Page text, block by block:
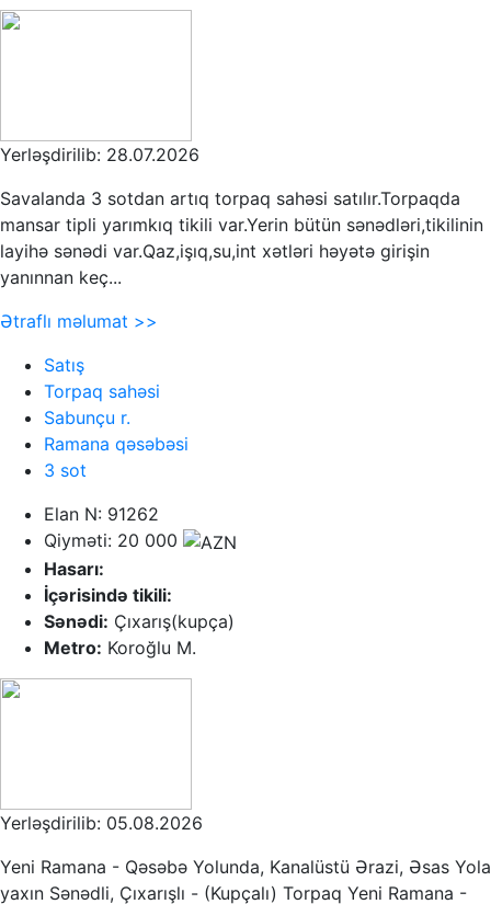
Yerləşdirilib: 28.07.2026
Savalanda 3 sotdan artıq torpaq sahəsi satılır.Torpaqda
mansar tipli yarımkıq tikili var.Yerin bütün sənədləri,tikilinin
layihə sənədi var.Qaz,işıq,su,int xətləri həyətə girişin
yanınnan keç...
Ətraflı məlumat >>
Satış
Torpaq sahəsi
Sabunçu r.
Ramana qəsəbəsi
3 sot
Elan N: 91262
Qiyməti: 20 000
Hasarı:
İçərisində tikili:
Sənədi: Çıxarış(kupça)
Metro: Koroğlu M.
Yerləşdirilib: 05.08.2026
Yeni Ramana - Qəsəbə Yolunda, Kanalüstü Ərazi, Əsas Yola
yaxın Sənədli, Çıxarışlı - (Kupçalı) Torpaq Yeni Ramana -